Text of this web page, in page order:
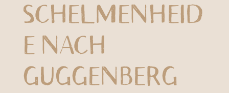
SCHELMENHEID
E NACH
GUGGENBERG